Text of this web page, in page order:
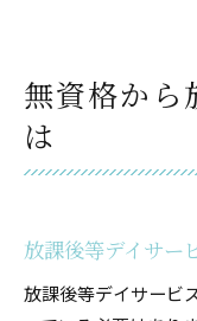
無資格から
は
放課後等デイサー
放課後等デイサービ